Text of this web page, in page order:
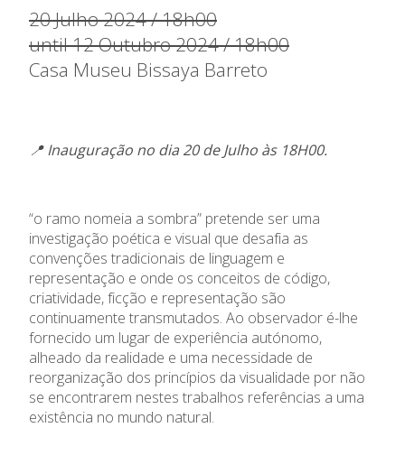
20 Julho 2024 / 18h00
until 12 Outubro 2024 / 18h00
Casa Museu Bissaya Barreto
📍 Inauguração no dia 20 de Julho às 18H00.
“o ramo nomeia a sombra” pretende ser uma
investigação poética e visual que desafia as
convenções tradicionais de linguagem e
representação e onde os conceitos de código,
criatividade, ficção e representação são
continuamente transmutados. Ao observador é-lhe
fornecido um lugar de experiência autónomo,
alheado da realidade e uma necessidade de
reorganização dos princípios da visualidade por não
se encontrarem nestes trabalhos referências a uma
existência no mundo natural.